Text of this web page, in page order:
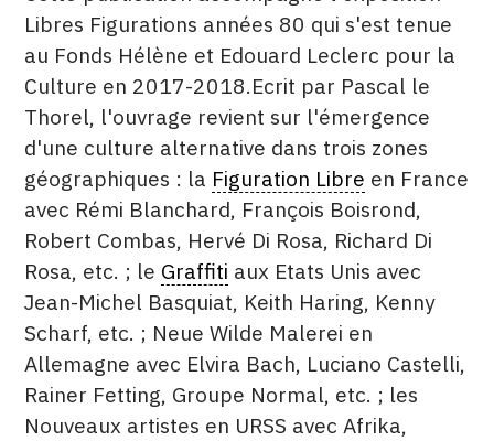
CONTACT
CGU
CGV
SUIVEZ-NOUS
INSTAGRAM
FACEBOOK
PINTEREST
Libres Figurations années 80 qui s'est tenue
au Fonds Hélène et Edouard Leclerc pour la
Culture en 2017-2018.Ecrit par Pascal le
Thorel, l'ouvrage revient sur l'émergence
d'une culture alternative dans trois zones
géographiques : la Figuration Libre en France
avec Rémi Blanchard, François Boisrond,
Robert Combas, Hervé Di Rosa, Richard Di
Rosa, etc. ; le Graffiti aux Etats Unis avec
Jean-Michel Basquiat, Keith Haring, Kenny
Scharf, etc. ; Neue Wilde Malerei en
Allemagne avec Elvira Bach, Luciano Castelli,
Rainer Fetting, Groupe Normal, etc. ; les
Nouveaux artistes en URSS avec Afrika,